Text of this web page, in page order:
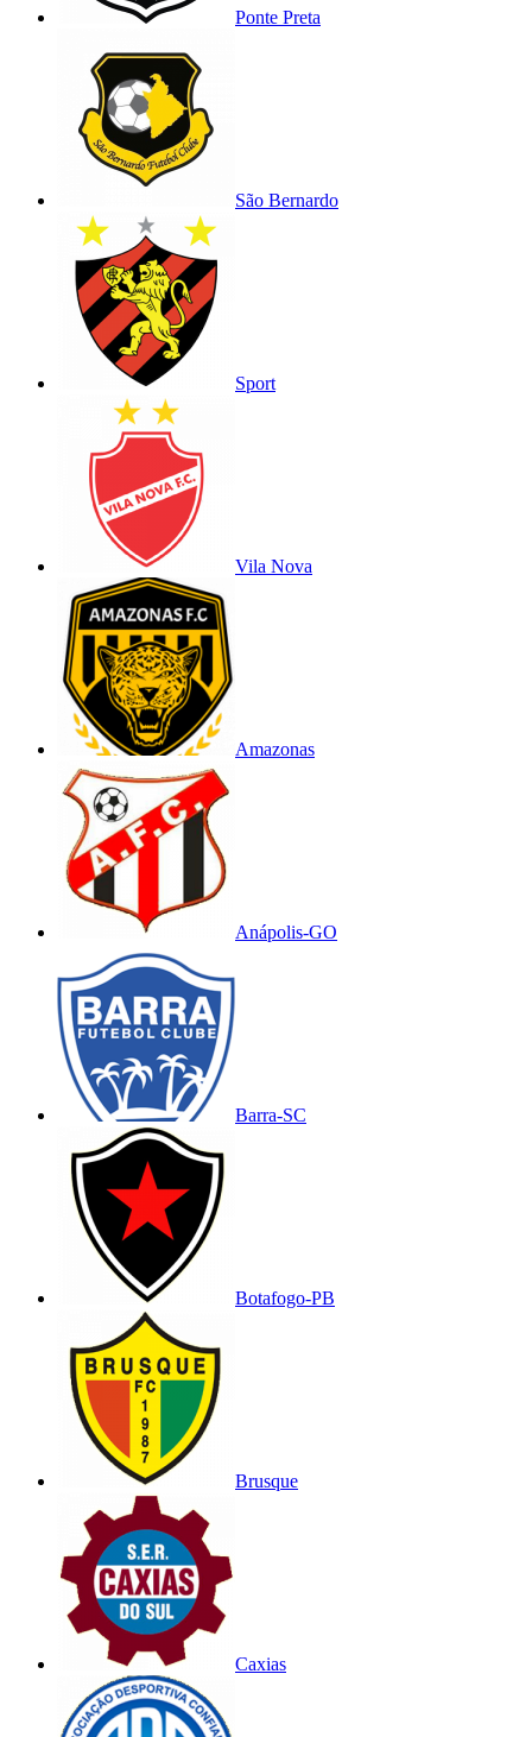
Ponte Preta
São Bernardo
Sport
Vila Nova
Amazonas
Anápolis-GO
Barra-SC
Botafogo-PB
Brusque
Caxias